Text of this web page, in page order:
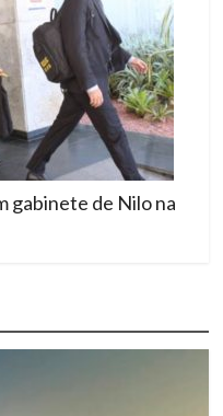
gabinete de Nilo na